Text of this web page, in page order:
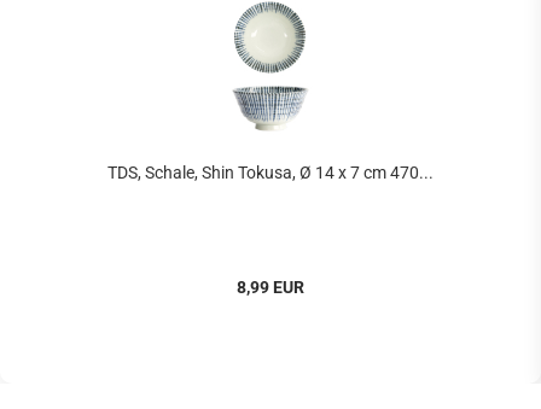
TDS, Schale, Shin Tokusa, Ø 14 x 7 cm 470...
8,99 EUR